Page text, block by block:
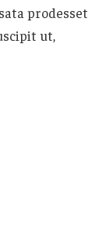
prodesset
ut,